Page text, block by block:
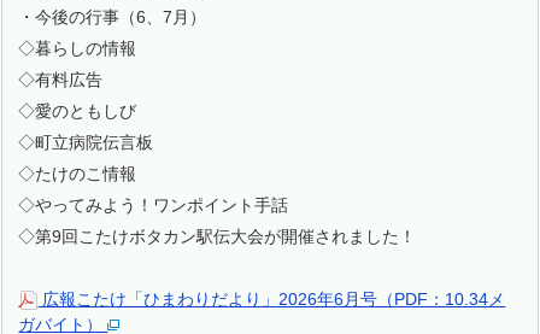
・今後の行事（6、7月）
◇暮らしの情報
◇有料広告
◇愛のともしび
◇町立病院伝言板
◇たけのこ情報
◇やってみよう！ワンポイント手話
◇第9回こたけボタカン駅伝大会が開催されました！
広報こたけ「ひまわりだより」2026年6月号（PDF：10.34メ
ガバイト）